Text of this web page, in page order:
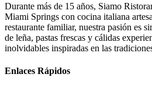
Durante más de 15 años, Siamo
Miami Springs con cocina italiana
restaurante familiar, nuestra pasión es
de leña, pastas frescas y cálidas
inolvidables inspiradas en las
Enlaces Rápidos